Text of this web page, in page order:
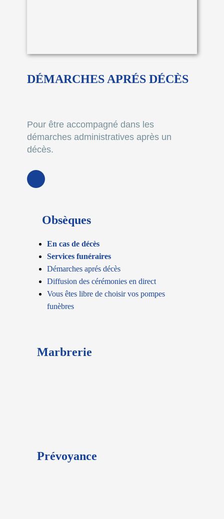
DÉMARCHES APRÉS DÉCÈS
Pour être accompagné dans les
démarches administratives après un
décès.
Obsèques
En cas de décès
Services funéraires
Démarches aprés décès
Diffusion des cérémonies en direct
Vous êtes libre de choisir vos pompes
funèbres
Marbrerie
Prévoyance